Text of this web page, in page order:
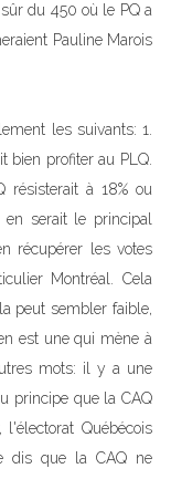
du 450 où le PQ a
Pauline Marois
les suivants: 1.
bien profiter au PLQ.
résisterait à 18% ou
serait le principal
récupérer les votes
Montréal. Cela
peut sembler faible,
est une qui mène à
mots: il y a une
principe que la CAQ
Québécois
dis que la CAQ ne